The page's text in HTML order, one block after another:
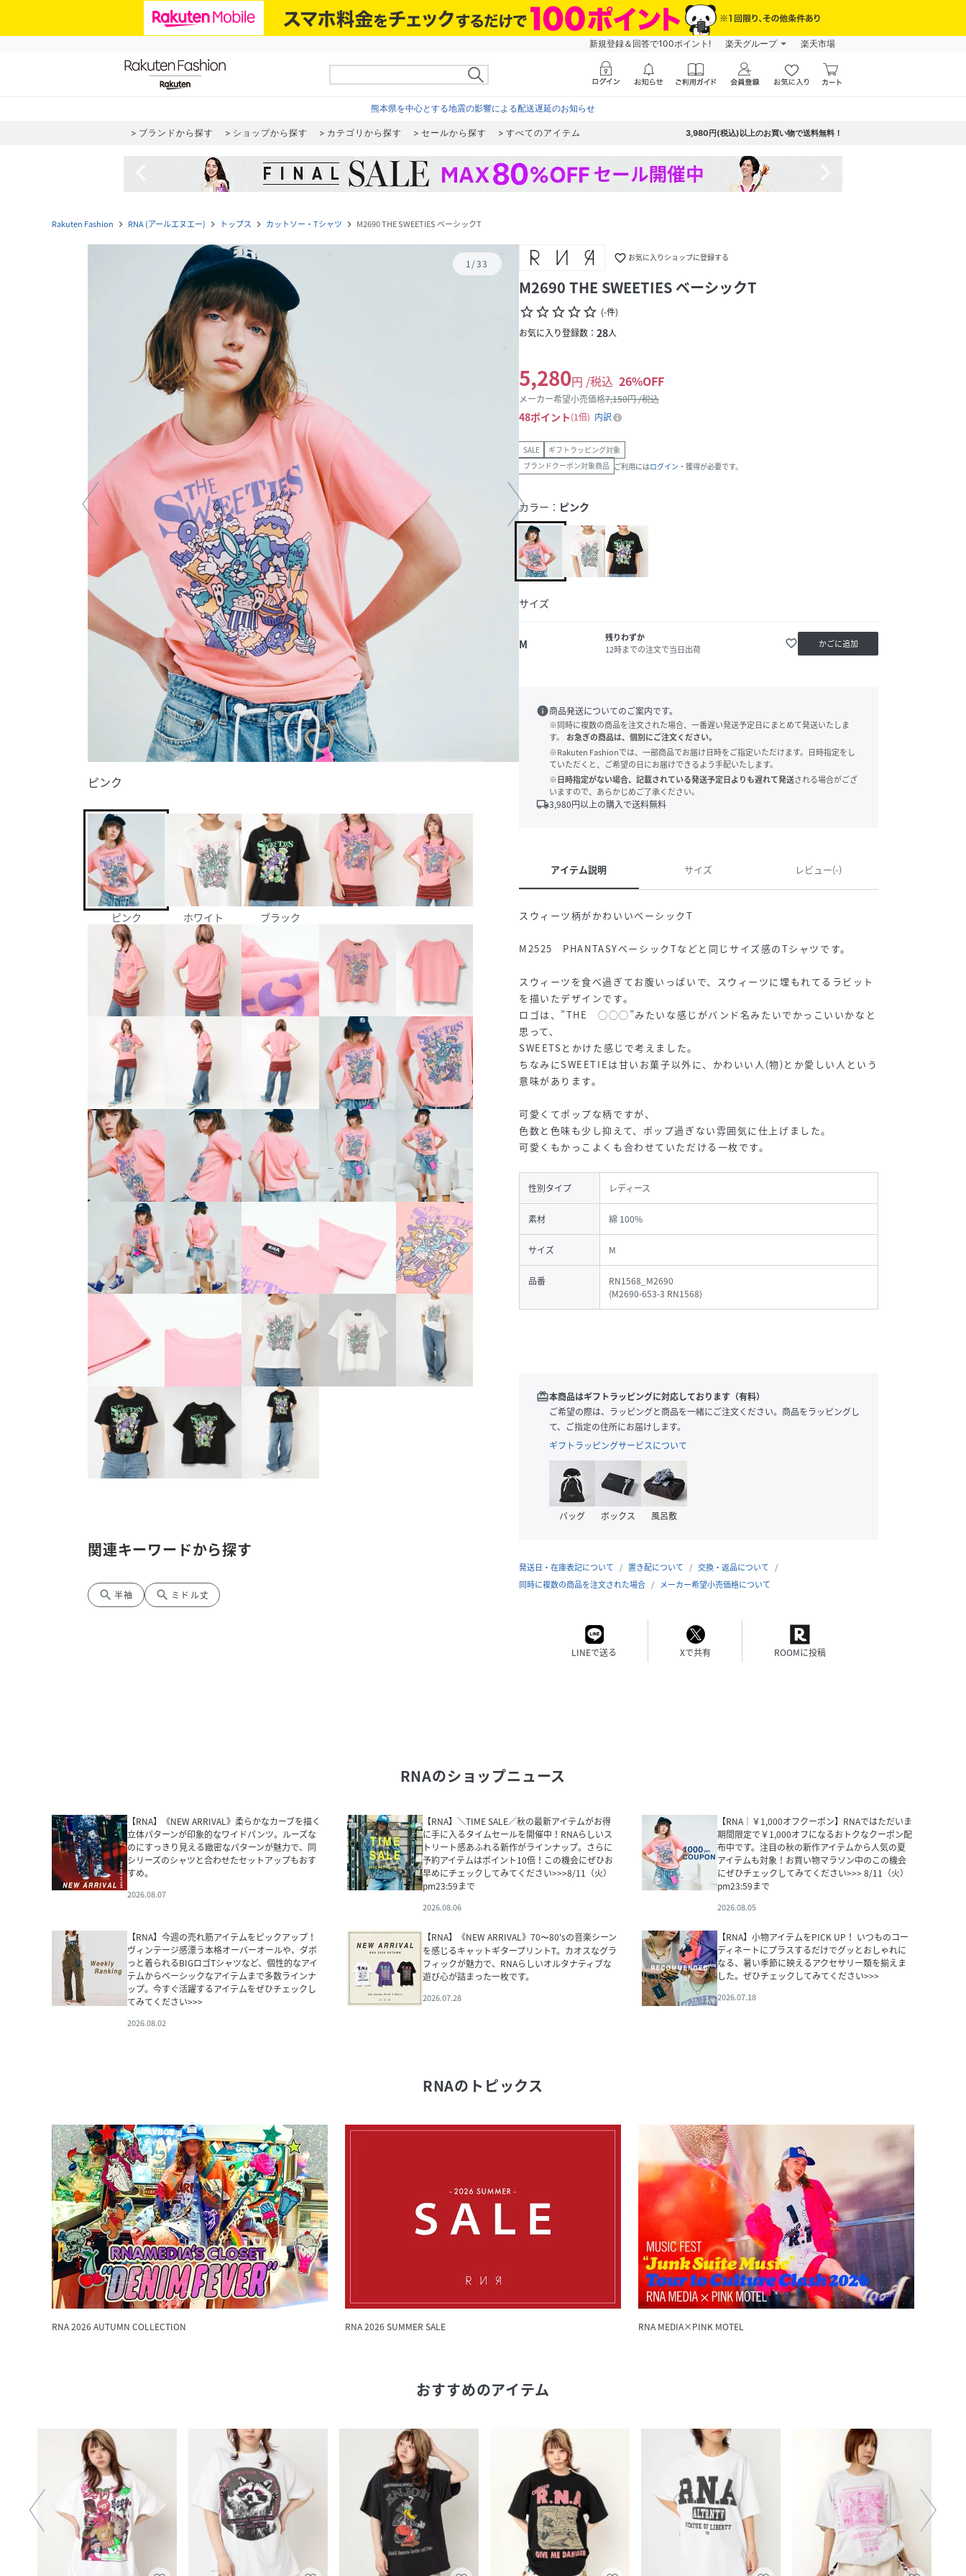
新規登録＆回答で100ポイント! 楽天グループ 楽天市場
熊本県を中心とする地震の影響による配送遅延のお知らせ
ブランドから探す ショップから探す カテゴリから探す セールから探す すべてのアイテム 3,980円(税込)以上のお買い物で送料無料！
Rakuten Fashion navigate_next RNA (アールエヌエー) navigate_next トップス navigate_next カットソー・Tシャツ navigate_next M2690 THE SWEETIES ベーシックT
1/33
ピンク
ピンク ホワイト ブラック
関連キーワードから探す
search 半袖 search ミドル丈
favorite_border お気に入りショップに登録する
M2690 THE SWEETIES ベーシックT
star_borderstar_borderstar_borderstar_borderstar_border (-件)
お気に入り登録数： 28人
5,280円 /税込 26%OFF
メーカー希望小売価格7,150円 /税込
48ポイント 1倍 内訳
SALE
ギフトラッピング対象
ブランドクーポン対象商品 ご利用にはログイン ・獲得が必要です。
カラー： ピンク
サイズ
M
残りわずか
12時までの注文で当日出荷
favorite_border かごに追加
info商品発送についてのご案内です。
※同時に複数の商品を注文された場合、一番遅い発送予定日にまとめて発送いたしま
す。
お急ぎの商品は、個別にご注文ください。
※Rakuten Fashionでは、一部商品でお届け日時をご指定いただけます。日時指定をし
ていただくと、ご希望の日にお届けできるよう手配いたします。
※日時指定がない場合、記載されている発送予定日よりも遅れて発送される場合がござ
いますので、あらかじめご了承ください。
local_shipping3,980円以上の購入で送料無料
アイテム説明 サイズ レビュー(-)
スウィーツ柄がかわいいベーシックT
M2525 PHANTASYベーシックTなどと同じサイズ感のTシャツです。
スウィーツを食べ過ぎてお腹いっぱいで、スウィーツに埋もれてるラビット
を描いたデザインです。
ロゴは、”THE ◯◯◯”みたいな感じがバンド名みたいでかっこいいかなと
思って、
SWEETSとかけた感じで考えました。
ちなみにSWEETIEは甘いお菓子以外に、かわいい人(物)とか愛しい人という
意味があります。
可愛くてポップな柄ですが、
色数と色味も少し抑えて、ポップ過ぎない雰囲気に仕上げました。
可愛くもかっこよくも合わせていただける一枚です。
性別タイプ レディース
素材 綿 100%
サイズ M
品番
RN1568_M2690
(M2690-653-3 RN1568)
redeem本商品はギフトラッピングに対応しております（有料）
ご希望の際は、ラッピングと商品を一緒にご注文ください。商品をラッピングし
て、ご指定の住所にお届けします。
ギフトラッピングサービスについて
バッグ ボックス 風呂敷
発送日・在庫表記について 置き配について
交換・返品について
同時に複数の商品を注文された場合
メーカー希望小売価格について
LINEで送る Xで共有 ROOMに投稿
RNAのショップニュース
【RNA】《NEW ARRIVAL》柔らかなカーブを描く
立体パターンが印象的なワイドパンツ。ルーズな
のにすっきり見える緻密なパターンが魅力で、同
シリーズのシャツと合わせたセットアップもおす
すめ。
2026.08.07
【RNA】＼TIME SALE／秋の最新アイテムがお得
に手に入るタイムセールを開催中！RNAらしいス
トリート感あふれる新作がラインナップ。さらに
予約アイテムはポイント10倍！この機会にぜひお
早めにチェックしてみてください>>>8/11（火）
pm23:59まで
2026.08.06
【RNA｜￥1,000オフクーポン】RNAではただいま
期間限定で￥1,000オフになるおトクなクーポン配
布中です。注目の秋の新作アイテムから人気の夏
アイテムも対象！お買い物マラソン中のこの機会
にぜひチェックしてみてください>>> 8/11（火）
pm23:59まで
2026.08.05
【RNA】今週の売れ筋アイテムをピックアップ！
ヴィンテージ感漂う本格オーバーオールや、ダボ
っと着られるBIGロゴTシャツなど、個性的なアイ
テムからベーシックなアイテムまで多数ラインナ
ップ。今すぐ活躍するアイテムをぜひチェックし
てみてください>>>
2026.08.02
【RNA】《NEW ARRIVAL》70〜80'sの音楽シーン
を感じるキャットギタープリントT。カオスなグラ
フィックが魅力で、RNAらしいオルタナティブな
遊び心が詰まった一枚です。
2026.07.28
【RNA】小物アイテムをPICK UP！ いつものコー
ディネートにプラスするだけでグッとおしゃれに
なる、暑い季節に映えるアクセサリー類を揃えま
した。ぜひチェックしてみてください>>>
2026.07.18
RNAのトピックス
RNA 2026 AUTUMN COLLECTION RNA 2026 SUMMER SALE RNA MEDIA×PINK MOTEL
おすすめのアイテム